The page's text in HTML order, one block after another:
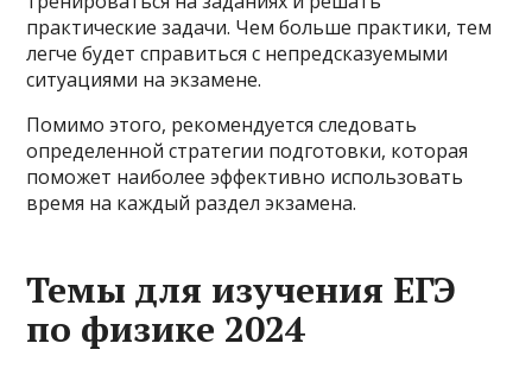
практические задачи. Чем больше практики, тем
легче будет справиться с непредсказуемыми
ситуациями на экзамене.
Помимо этого, рекомендуется следовать
определенной стратегии подготовки, которая
поможет наиболее эффективно использовать
время на каждый раздел экзамена.
Темы для изучения ЕГЭ
по физике 2024